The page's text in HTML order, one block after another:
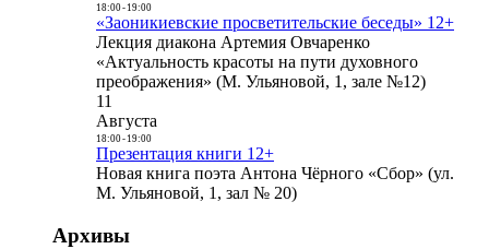
18:00- 19:00
«Заоникиевские просветительские беседы» 12+
Лекция диакона Артемия Овчаренко
«Актуальность красоты на пути духовного
преображения» (М. Ульяновой, 1, зале №12)
11
Августа
18:00- 19:00
Презентация книги 12+
Новая книга поэта Антона Чёрного «Сбор» (ул.
М. Ульяновой, 1, зал № 20)
Архивы